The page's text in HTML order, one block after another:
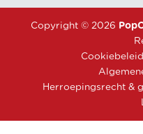
Copyright © 2026
Cookiebeleid
Herroepingsrecht &